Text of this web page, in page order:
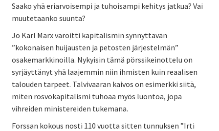
Saako yhä eriarvoisempi ja tuhoisampi kehitys jatkua? Vai
muutetaanko suunta?
Jo Karl Marx varoitti kapitalismin synnyttävän
”kokonaisen huijausten ja petosten järjestelmän”
osakemarkkinoilla. Nykyisin tämä pörssikeinottelu on
syrjäyttänyt yhä laajemmin niin ihmisten kuin reaalisen
talouden tarpeet. Talvivaaran kaivos on esimerkki siitä,
miten rosvokapitalismi tuhoaa myös luontoa, jopa
vihreiden ministereiden tukemana.
Forssan kokous nosti 110 vuotta sitten tunnuksen ”Irti